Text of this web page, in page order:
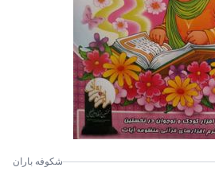
شکوفه باران